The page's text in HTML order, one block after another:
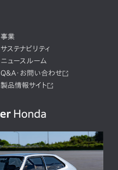
事業
サステナビリティ
ニュースルーム
Q&A・お問い合わせ
製品情報サイト